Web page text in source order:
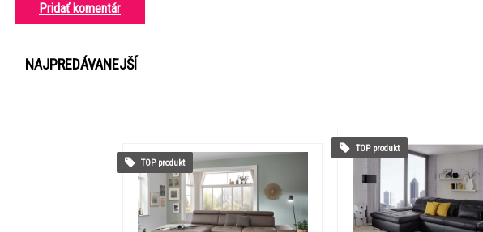
Pridať komentár
NAJPREDÁVANEJŠÍ
TOP produkt
TOP produkt